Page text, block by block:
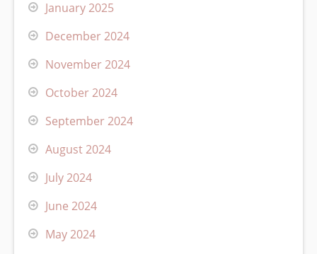
January 2025
December 2024
November 2024
October 2024
September 2024
August 2024
July 2024
June 2024
May 2024